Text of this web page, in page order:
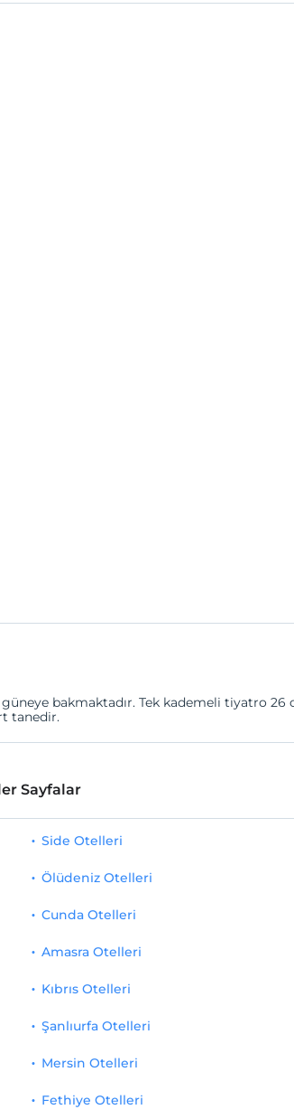
bakmaktadır. Tek kademeli tiyatro 26
tanedir.
Sayfalar
Side Otelleri
Ölüdeniz Otelleri
Cunda Otelleri
Amasra Otelleri
Kıbrıs Otelleri
Şanlıurfa Otelleri
Mersin Otelleri
Fethiye Otelleri